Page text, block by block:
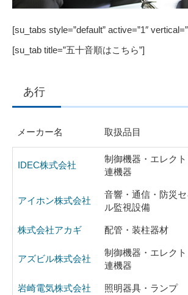
[su_tabs style=”default” active=”1″
[su_tab title=”五十音順はこちら”]
あ行
メーカー名 取扱品目
IDEC株式会社
制御機器・エレク
連機器
アイホン株式会社
音響・通信・防災
ル監視設備
株式会社アカギ 配管・装柱器材
アズビル株式会社
制御機器・エレク
連機器
岩崎電気株式会社 照明器具・ランプ